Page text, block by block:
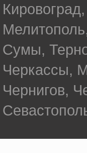
Сумы,
Черкассы,
Чернигов,